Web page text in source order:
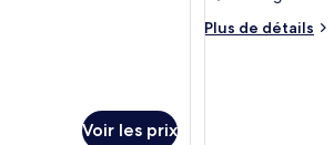
Voir les prix
chambre :
Plus de détails
Plus